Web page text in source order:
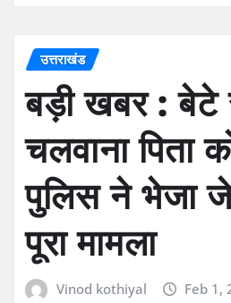
उत्तराखंड
बड़ी खबर : बेटे
चलवाना पिता
पुलिस ने भेजा
पूरा मामला
Vinod kothiyal Feb 1,